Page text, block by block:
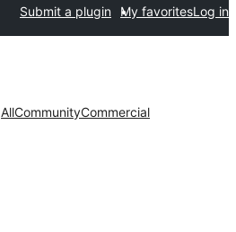
Submit a plugin My favoritesLog in
AllCommunityCommercial